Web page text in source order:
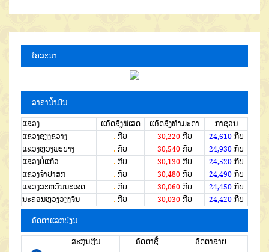
ໂຄສະນາ
ລາຄານໍ້າມັນ
ແຂວງ ແອັດຊັງພິເສດ ແອັດຊັງທຳມະດາ
ກາຊວນ
ແຂວງຊຽງຂວາງ
. ກີບ 30,220ກີບ 24,610ກີບ
ແຂວງຫຼວງພະບາງ
. ກີບ 30,540ກີບ 24,930ກີບ
ແຂວງບໍ່ແກ້ວ
. ກີບ 30,130ກີບ 24,520ກີບ
ແຂວງຈໍາປາສັກ
. ກີບ 30,480ກີບ 24,490ກີບ
ແຂວງສະຫວັນນະເຂດ
. ກີບ 30,060ກີບ 24,450ກີບ
ນະຄອນຫຼວງວຽງຈັນ
. ກີບ 30,030ກີບ 24,420ກີບ
ອັດຕາແລກປ່ຽນ
ສະກຸນເງີນ ອັດຕາຊື້
ອັດຕາຂາຍ